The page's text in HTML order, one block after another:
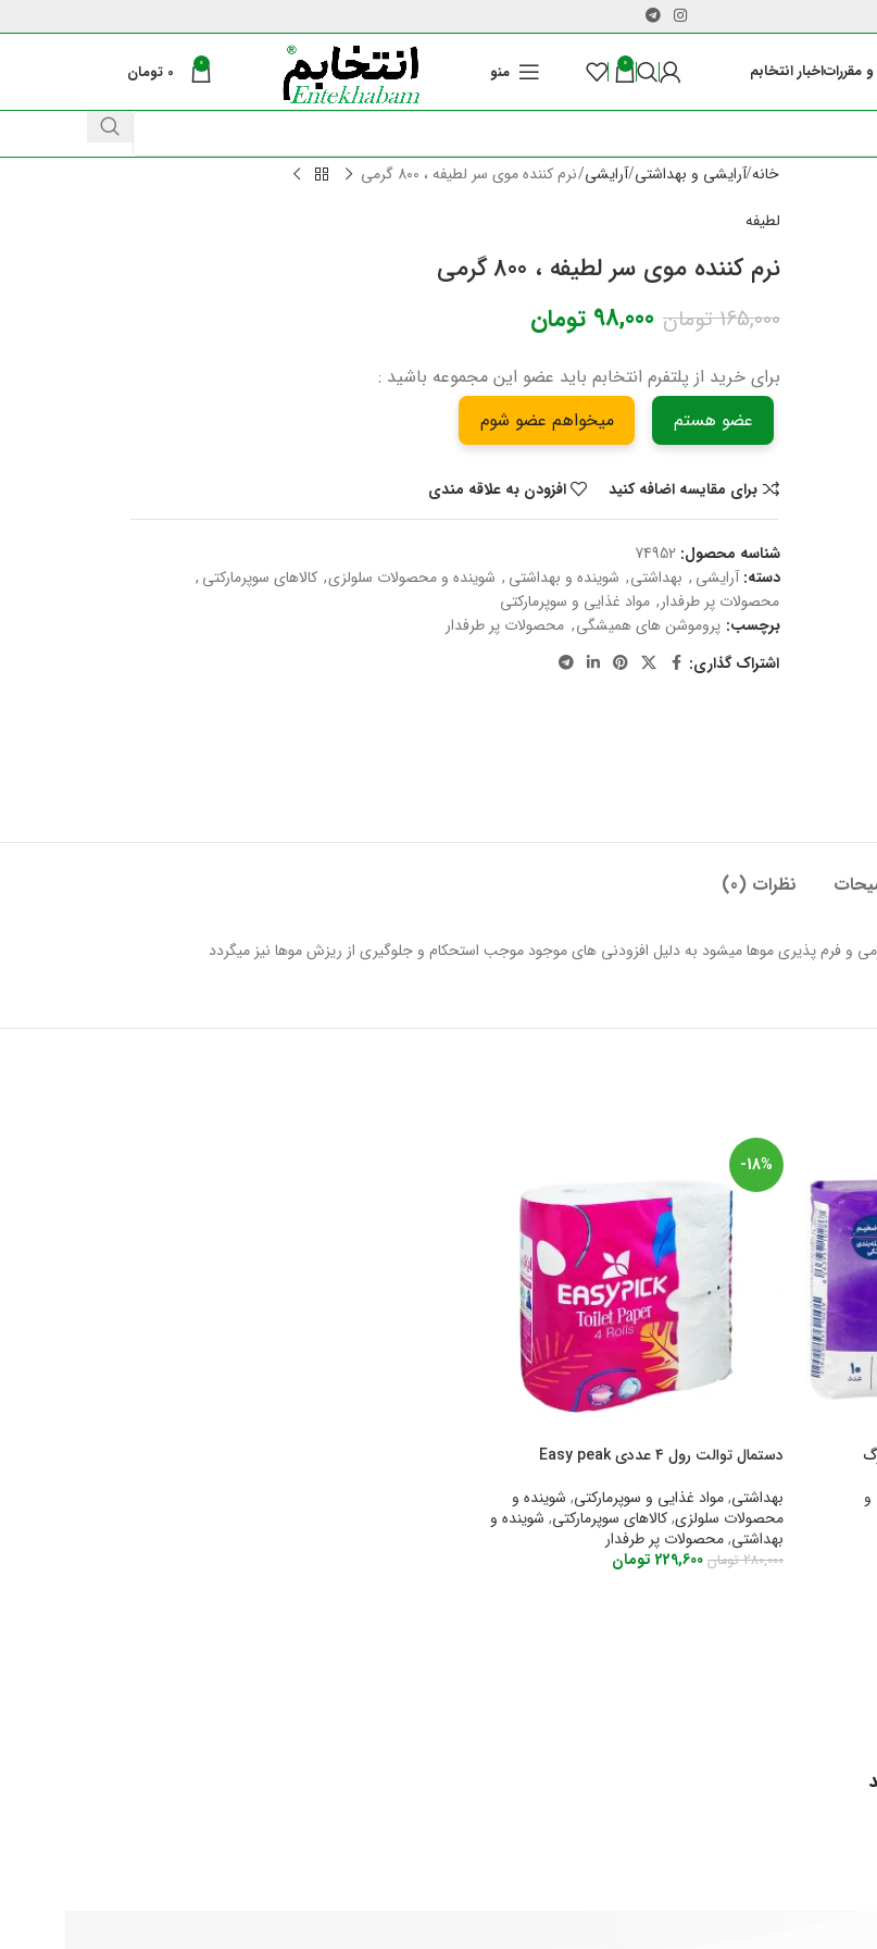
مقرراتاخبار انتخابم 0 منو 0
0 تومان
خانه آرایشی و بهداشتی آرایشی نرم کننده موی سر لطیفه ، 800 گرمی
لطیفه
نرم کننده موی سر لطیفه ، 800 گرمی
165,000 تومان 98,000 تومان
برای خرید از پلتفرم انتخابم باید عضو این مجموعه باشید :
عضو هستم
میخواهم عضو شوم
برای مقایسه اضافه کنید افزودن به علاقه مندی
شناسه محصول: 74952
دسته: آرایشی , بهداشتی, شوینده و بهداشتی , شوینده و محصولات سلولزی, کالاهای سوپرمارکتی ,
محصولات پر طرفدار, مواد غذایی و سوپرمارکتی
برچسب: پروموشن های همیشگی, محصولات پر طرفدار
اشتراک گذاری:
نظرات (0)
و فرم پذیری موها میشود به دلیل افزودنی های موجود موجب استحکام و جلوگیری از ریزش موها نیز میگردد
و
-18%
دستمال توالت رول ۴ عددی Easy peak
بهداشتی,مواد غذایی و سوپرمارکتی, شوینده و
محصولات سلولزی,کالاهای سوپرمارکتی, شوینده و
بهداشتی,محصولات پر طرفدار
280,000 تومان 229,600 تومان